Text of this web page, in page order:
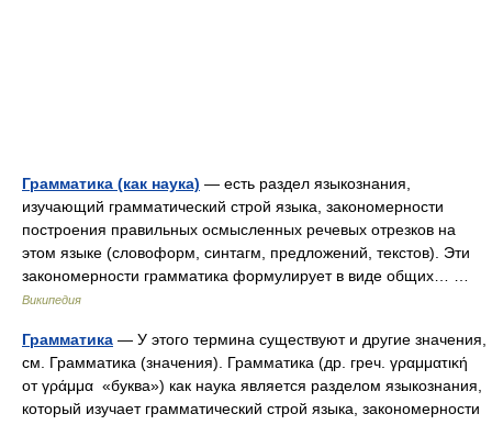
Грамматика (как наука) — есть раздел языкознания,
изучающий грамматический строй языка, закономерности
построения правильных осмысленных речевых отрезков на
этом языке (словоформ, синтагм, предложений, текстов). Эти
закономерности грамматика формулирует в виде общих… …
Википедия
Грамматика — У этого термина существуют и другие значения,
см. Грамматика (значения). Грамматика (др. греч. γραμματική
от γράμμα «буква») как наука является разделом языкознания,
который изучает грамматический строй языка, закономерности